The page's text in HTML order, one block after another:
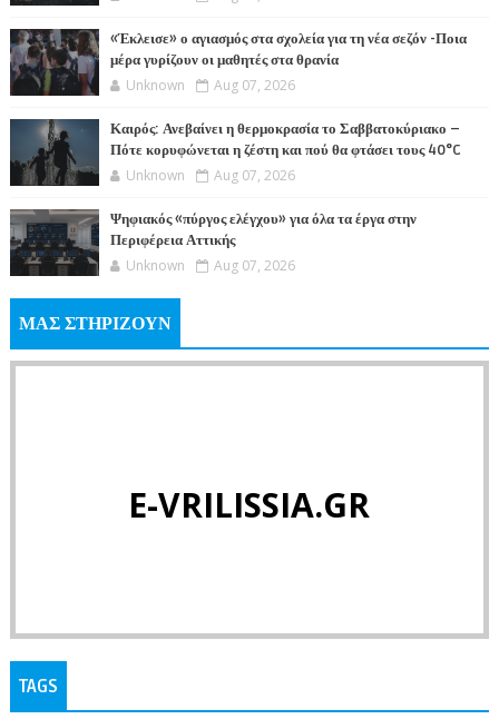
«Έκλεισε» ο αγιασμός στα σχολεία για τη νέα σεζόν -Ποια
μέρα γυρίζουν οι μαθητές στα θρανία
Unknown Aug 07, 2026
Καιρός: Ανεβαίνει η θερμοκρασία το Σαββατοκύριακο –
Πότε κορυφώνεται η ζέστη και πού θα φτάσει τους 40°C
Unknown Aug 07, 2026
Ψηφιακός «πύργος ελέγχου» για όλα τα έργα στην
Περιφέρεια Αττικής
Unknown Aug 07, 2026
ΜΑΣ ΣΤΗΡΙΖΟΥΝ
E-VRILISSIA.GR
TAGS